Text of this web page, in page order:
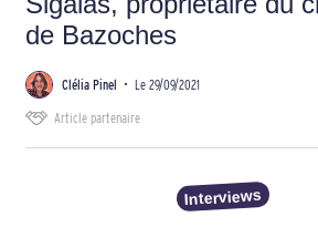
de Bazoches
Clélia Pinel • Le 29/09/2021
Article partenaire
Interviews